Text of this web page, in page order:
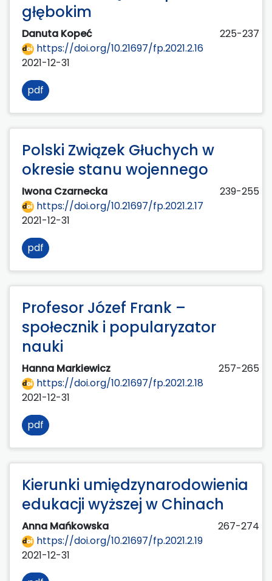
głębokim
Danuta Kopeć
225-237
https://doi.org/10.21697/fp.2021.2.16
2021-12-31
pdf
Polski Związek Głuchych w
okresie stanu wojennego
Iwona Czarnecka
239-255
https://doi.org/10.21697/fp.2021.2.17
2021-12-31
pdf
Profesor Józef Frank –
społecznik i popularyzator
nauki
Hanna Markiewicz
257-265
https://doi.org/10.21697/fp.2021.2.18
2021-12-31
pdf
Kierunki umiędzynarodowienia
edukacji wyższej w Chinach
Anna Mańkowska
267-274
https://doi.org/10.21697/fp.2021.2.19
2021-12-31